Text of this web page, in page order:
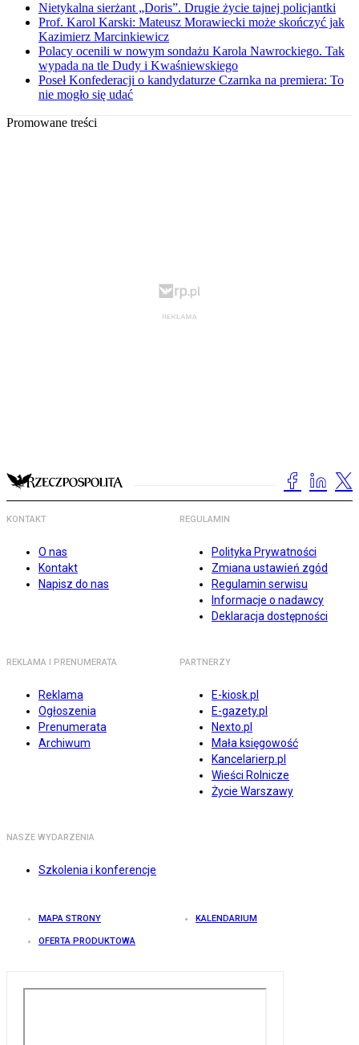
Nietykalna sierżant „Doris”. Drugie życie tajnej policjantki
Prof. Karol Karski: Mateusz Morawiecki może skończyć jak
Kazimierz Marcinkiewicz
Polacy ocenili w nowym sondażu Karola Nawrockiego. Tak
wypada na tle Dudy i Kwaśniewskiego
Poseł Konfederacji o kandydaturze Czarnka na premiera: To
nie mogło się udać
Promowane treści
KONTAKT
O nas
Kontakt
Napisz do nas
REGULAMIN
Polityka Prywatności
Zmiana ustawień zgód
Regulamin serwisu
Informacje o nadawcy
Deklaracja dostępności
REKLAMA I PRENUMERATA
Reklama
Ogłoszenia
Prenumerata
Archiwum
PARTNERZY
E-kiosk.pl
E-gazety.pl
Nexto.pl
Mała księgowość
Kancelarierp.pl
Wieści Rolnicze
Życie Warszawy
NASZE WYDARZENIA
Szkolenia i konferencje
MAPA STRONY KALENDARIUM
OFERTA PRODUKTOWA